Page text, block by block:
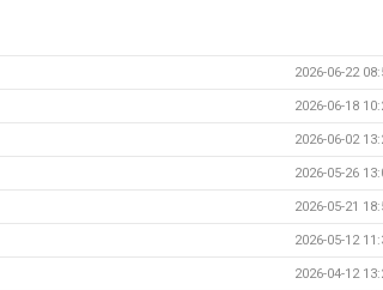
2026-06-22
2026-06-18
2026-06-02
2026-05-26
2026-05-21
2026-05-12
2026-04-12